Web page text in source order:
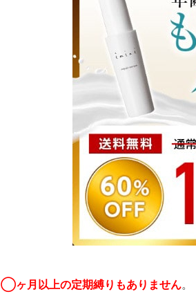
◯ヶ月以上の定期縛りもありません。